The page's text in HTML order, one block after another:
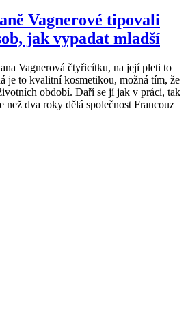
Vagnerové tipovali
jak vypadat mladší
Vagnerová čtyřicítku, na její pleti to
je to kvalitní kosmetikou, možná tím, že
období. Daří se jí jak v práci, tak
dva roky dělá společnost Francouz